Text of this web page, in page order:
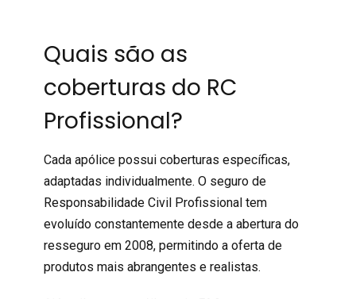
Quais são as
coberturas do RC
Profissional?
Cada apólice possui coberturas específicas,
adaptadas individualmente. O seguro de
Responsabilidade Civil Profissional tem
evoluído constantemente desde a abertura do
resseguro em 2008, permitindo a oferta de
produtos mais abrangentes e realistas.